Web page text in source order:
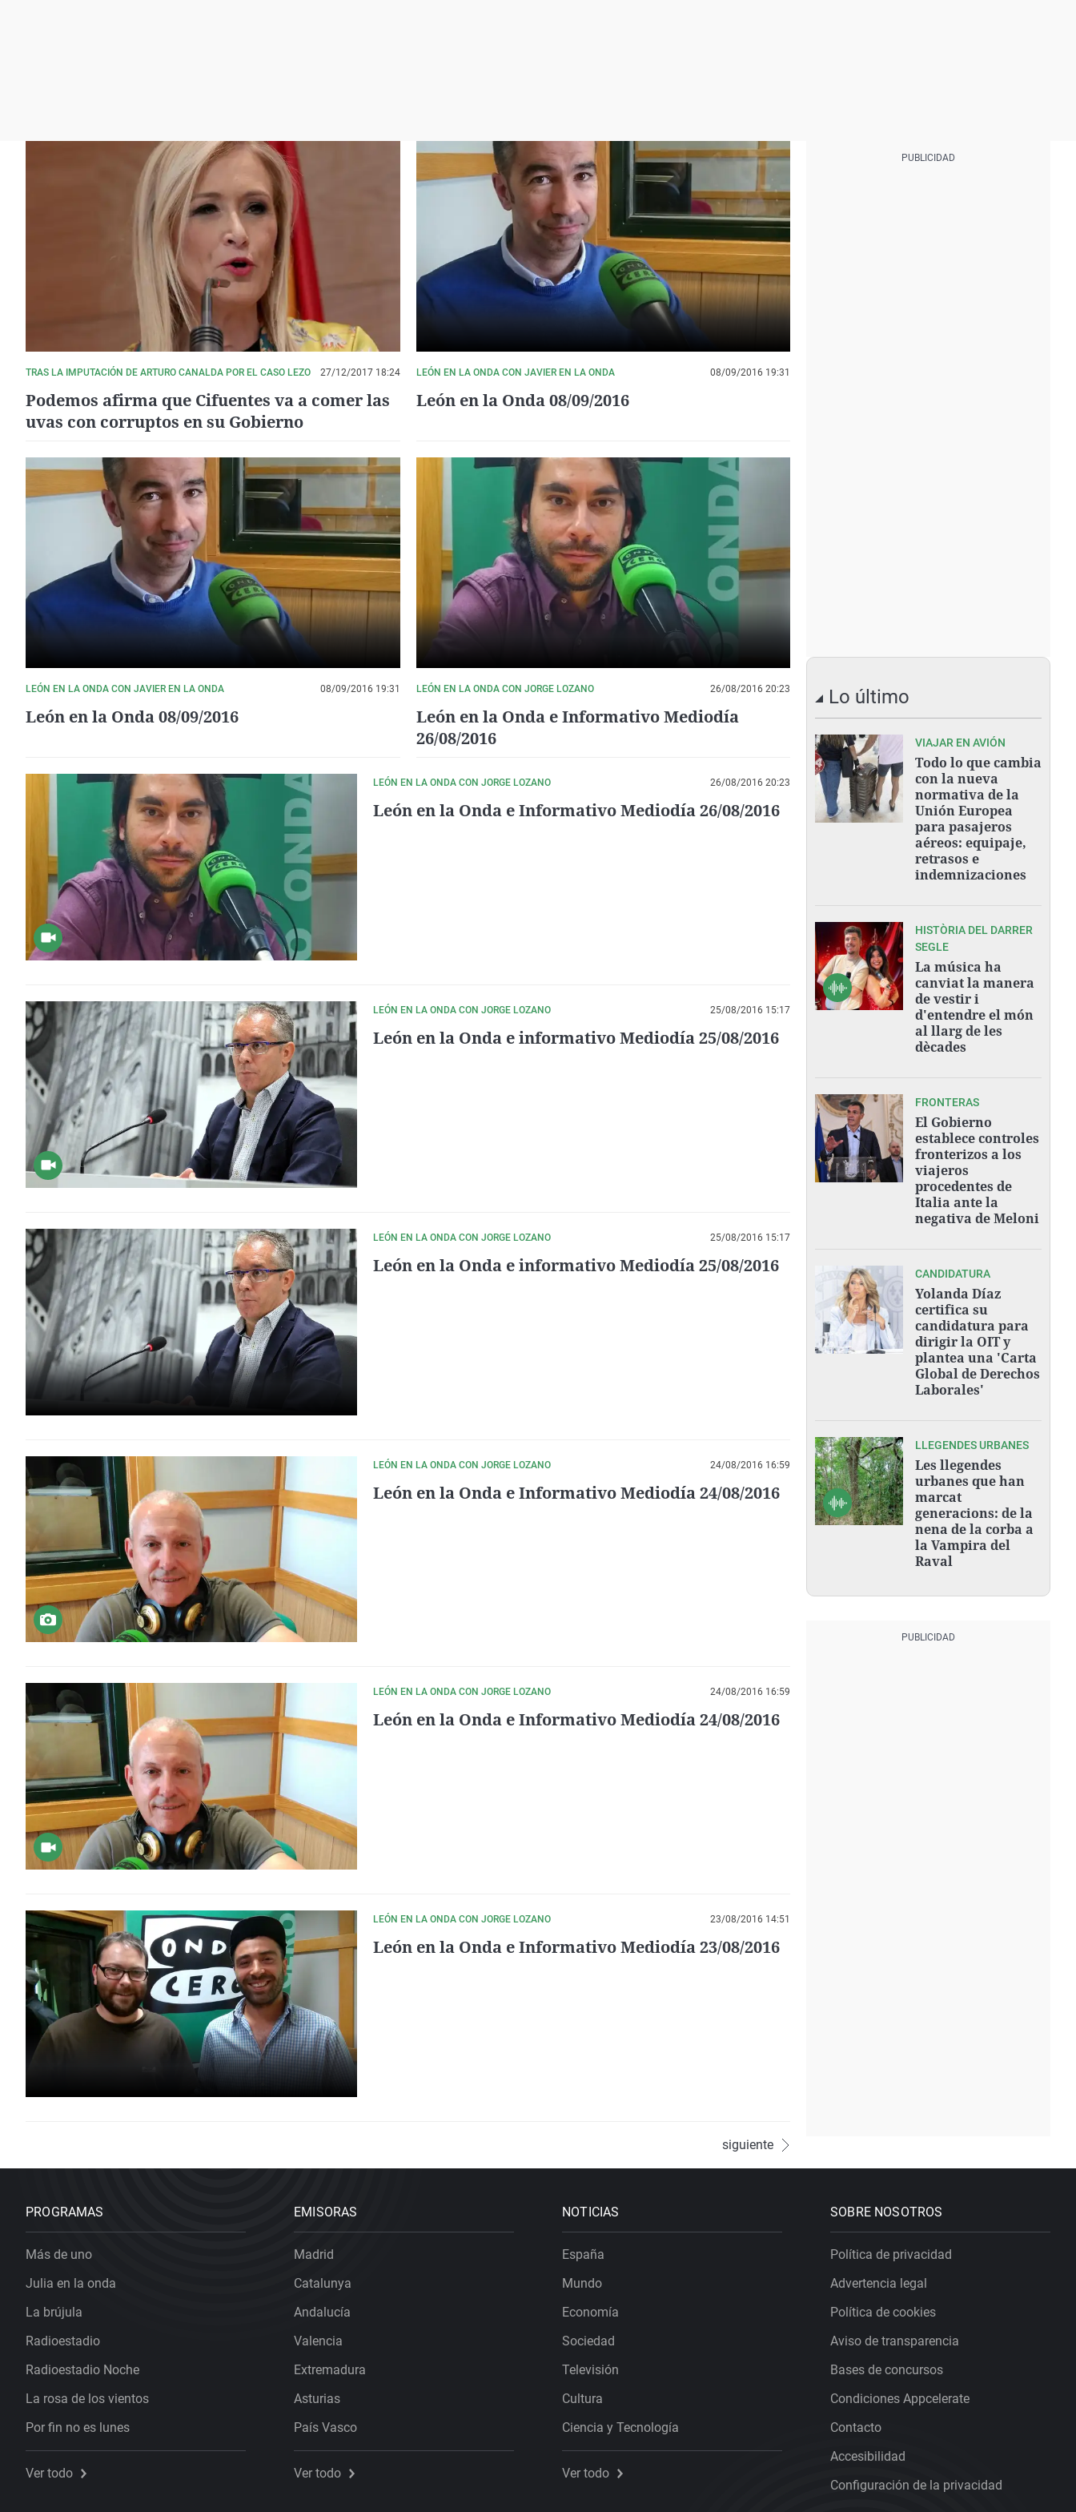
TRAS LA IMPUTACIÓN DE ARTURO CANALDA POR EL CASO LEZO 27/12/2017 18:24
Podemos afirma que Cifuentes va a comer las
uvas con corruptos en su Gobierno
LEÓN EN LA ONDA CON JAVIER EN LA ONDA 08/09/2016 19:31
León en la Onda 08/09/2016
LEÓN EN LA ONDA CON JAVIER EN LA ONDA 08/09/2016 19:31
León en la Onda 08/09/2016
LEÓN EN LA ONDA CON JORGE LOZANO 26/08/2016 20:23
León en la Onda e Informativo Mediodía
26/08/2016
LEÓN EN LA ONDA CON JORGE LOZANO 26/08/2016 20:23
León en la Onda e Informativo Mediodía 26/08/2016
LEÓN EN LA ONDA CON JORGE LOZANO 25/08/2016 15:17
León en la Onda e informativo Mediodía 25/08/2016
LEÓN EN LA ONDA CON JORGE LOZANO 25/08/2016 15:17
León en la Onda e informativo Mediodía 25/08/2016
LEÓN EN LA ONDA CON JORGE LOZANO 24/08/2016 16:59
León en la Onda e Informativo Mediodía 24/08/2016
LEÓN EN LA ONDA CON JORGE LOZANO 24/08/2016 16:59
León en la Onda e Informativo Mediodía 24/08/2016
LEÓN EN LA ONDA CON JORGE LOZANO 23/08/2016 14:51
León en la Onda e Informativo Mediodía 23/08/2016
siguiente
Lo último
VIAJAR EN AVIÓN
Todo lo que cambia
con la nueva
normativa de la
Unión Europea
para pasajeros
aéreos: equipaje,
retrasos e
indemnizaciones
HISTÒRIA DEL DARRER
SEGLE
La música ha
canviat la manera
de vestir i
d'entendre el món
al llarg de les
dècades
FRONTERAS
El Gobierno
establece controles
fronterizos a los
viajeros
procedentes de
Italia ante la
negativa de Meloni
CANDIDATURA
Yolanda Díaz
certifica su
candidatura para
dirigir la OIT y
plantea una 'Carta
Global de Derechos
Laborales'
LLEGENDES URBANES
Les llegendes
urbanes que han
marcat
generacions: de la
nena de la corba a
la Vampira del
Raval
PROGRAMAS
Más de uno
Julia en la onda
La brújula
Radioestadio
Radioestadio Noche
La rosa de los vientos
Por fin no es lunes
Ver todo
EMISORAS
Madrid
Catalunya
Andalucía
Valencia
Extremadura
Asturias
País Vasco
Ver todo
NOTICIAS
España
Mundo
Economía
Sociedad
Televisión
Cultura
Ciencia y Tecnología
Ver todo
SOBRE NOSOTROS
Política de privacidad
Advertencia legal
Política de cookies
Aviso de transparencia
Bases de concursos
Condiciones Appcelerate
Contacto
Accesibilidad
Configuración de la privacidad